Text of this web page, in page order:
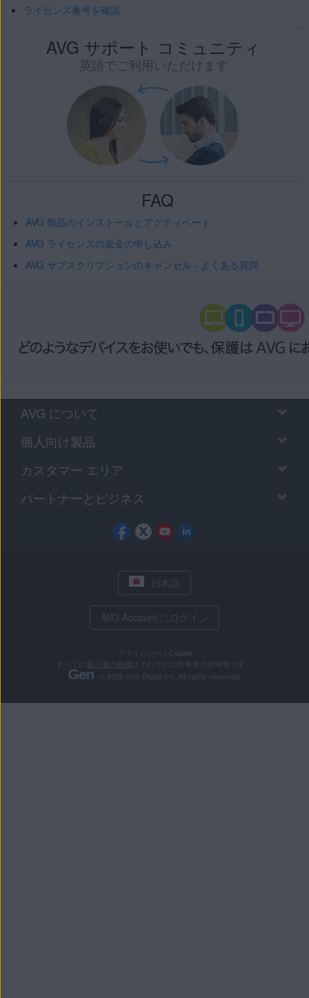
ライセンス番号を確認
AVG サポート コミュニティ
英語でご利用いただけます
FAQ
AVG 製品のインストールとアクティベート
AVG ライセンスの返金の申し込み
AVG サブスクリプションのキャンセル - よくある質問
AVG について
個人向け製品
カスタマー エリア
パートナーとビジネス
日本語
AVG Account にログイン
プライバシー
Cookie
第三者の商標
はそれぞれの所有者の所有物です。
© 2026 Gen Digital Inc. All rights reserved.